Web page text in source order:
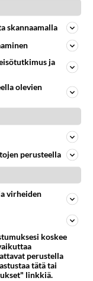
Vastattu 2h
viheltäjiä ja
on kepu
Ei vastauksia
kouluttajan,
HO HOO!...
skannaamalla
ja
olevien
perusteella
virheiden
koskee
perustella
tätä tai
linkkiä.